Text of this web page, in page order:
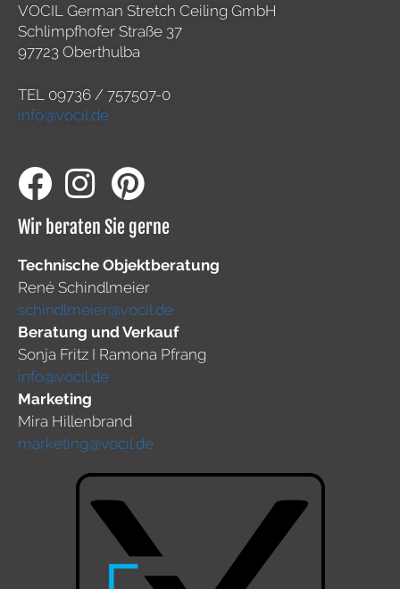
VOCIL German Stretch Ceiling GmbH
Schlimpfhofer Straße 37
97723 Oberthulba
TEL 09736 / 757507-0
info@vocil.de
Wir beraten Sie gerne
Technische Objektberatung
René Schindlmeier
schindlmeier@vocil.de
Beratung und Verkauf
Sonja Fritz I Ramona Pfrang
info@vocil.de
Marketing
Mira Hillenbrand
marketing@vocil.de